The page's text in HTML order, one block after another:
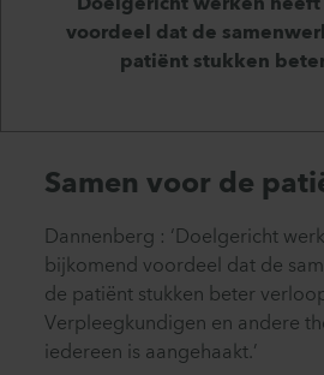
Doelgericht werken
voordeel dat de
patiënt stukken
Samen voor de
Dannenberg : ‘Doelgericht
bijkomend voordeel dat de
de patiënt stukken beter
Verpleegkundigen en andere
iedereen is aangehaakt.’